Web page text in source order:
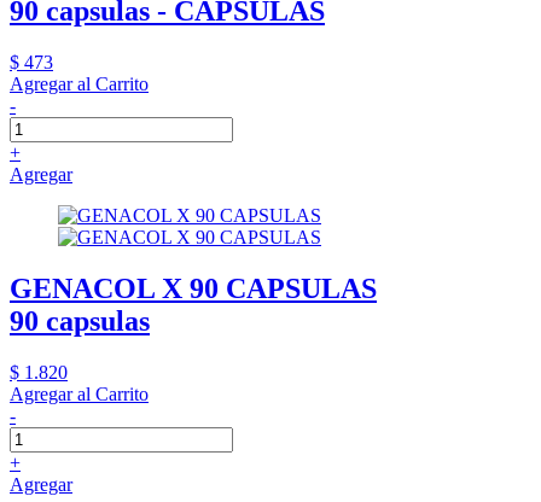
90 capsulas - CAPSULAS
$ 473
Agregar al Carrito
-
+
Agregar
GENACOL X 90 CAPSULAS
90 capsulas
$ 1.820
Agregar al Carrito
-
+
Agregar